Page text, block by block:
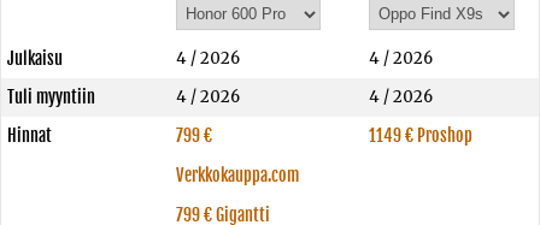
Julkaisu 4 / 2026
4 / 2026
Tuli myyntiin
4 / 2026
4 / 2026
Hinnat
799 €
Verkkokauppa.com
799 € Gigantti
1149 € Proshop